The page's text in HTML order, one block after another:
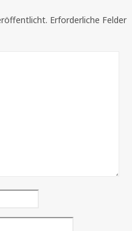
Erforderliche Felder